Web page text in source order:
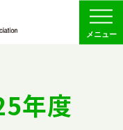
Menu
年度